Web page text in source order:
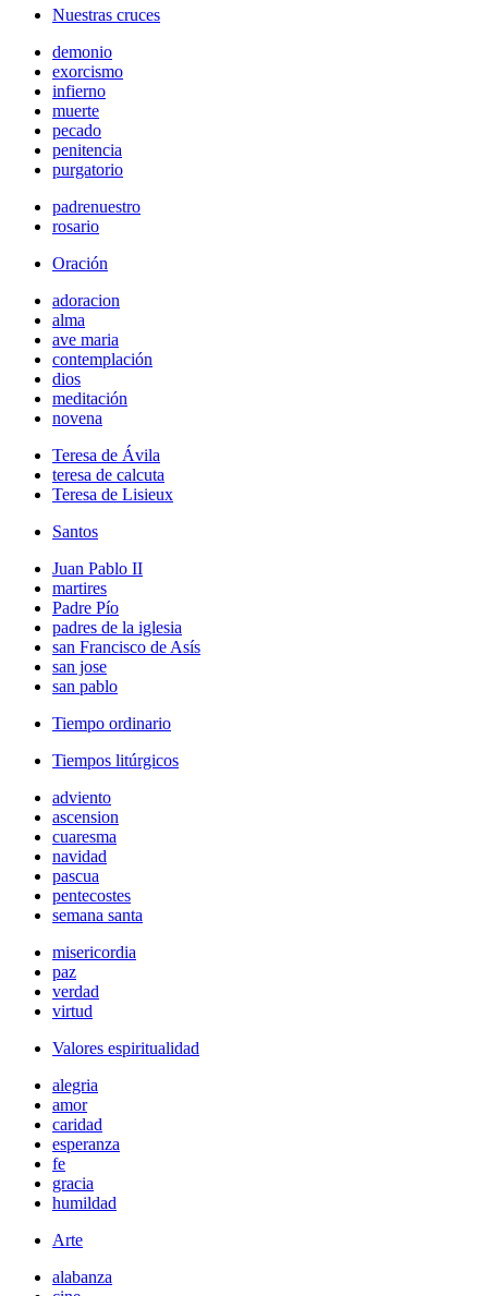
Nuestras cruces
demonio
exorcismo
infierno
muerte
pecado
penitencia
purgatorio
padrenuestro
rosario
Oración
adoracion
alma
ave maria
contemplación
dios
meditación
novena
Teresa de Ávila
teresa de calcuta
Teresa de Lisieux
Santos
Juan Pablo II
martires
Padre Pío
padres de la iglesia
san Francisco de Asís
san jose
san pablo
Tiempo ordinario
Tiempos litúrgicos
adviento
ascension
cuaresma
navidad
pascua
pentecostes
semana santa
misericordia
paz
verdad
virtud
Valores espiritualidad
alegria
amor
caridad
esperanza
fe
gracia
humildad
Arte
alabanza